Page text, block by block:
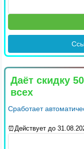
Даёт скидку
всех
Сработает
⏰Действует до